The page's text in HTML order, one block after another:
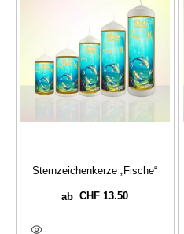
Sternzeichenkerze „Fische“
abCHF 13.50